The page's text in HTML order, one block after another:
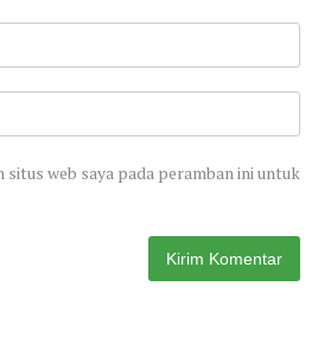
situs web saya pada peramban ini untuk